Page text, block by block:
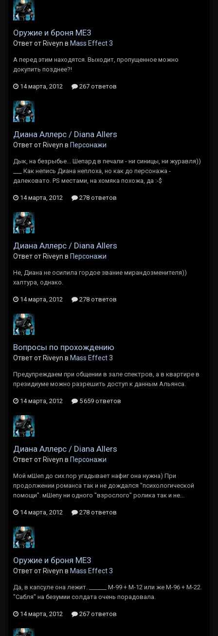
Оружие и броня ME3
Ответ от Riveyn в Mass Effect 3
А перед этим находятся. Выходит, пропущенное можно
докупить позднее?!
14 марта, 2012 267 ответов
Диана Аллерс / Diana Allers
Ответ от Riveyn в Персонажи
Дык, на безрыбье... Шепард в печали - ни синицы, ни журавля))
___ Как непись Диана неплоха, но как до персонажа -
далековато. PS местами, на хомяка похожа, да :-$
14 марта, 2012 278 ответов
Диана Аллерс / Diana Allers
Ответ от Riveyn в Персонажи
Не, Диана не осилила гордое звание мирандозменителя))
халтура, однако.
14 марта, 2012 278 ответов
Вопросы по прохождению
Ответ от Riveyn в Mass Effect 3
Предупреждаем при общении в зале спектров, а в квартире в
президиуме можно разрешить доступ к данным Альянса.
14 марта, 2012 5 659 ответов
Диана Аллерс / Diana Allers
Ответ от Riveyn в Персонажи
Мой мШеп до сих пор угадывает нафиг она нужна) При
продолжении романса так и не дождался "психологической
помощи". мШепу ни одного "взрослого" ролика так и не...
14 марта, 2012 278 ответов
Оружие и броня ME3
Ответ от Riveyn в Mass Effect 3
Да, в капсуле она лежит. ______ М-99 + М-12 или же М-96 + М-22.
"Сабля" на безумии солдата очень порадовала.
14 марта, 2012 267 ответов